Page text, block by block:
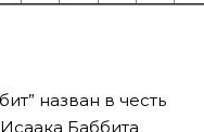
назван в честь
Баббита